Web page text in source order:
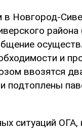
в Новгород-
района
и
ввозятся
подтоплены
ситуаций ОГА,